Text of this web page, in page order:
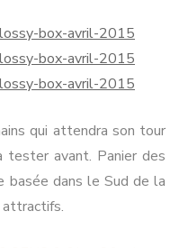
qui attendra son tour
tester avant. Panier des
basée dans le Sud de la
attractifs.